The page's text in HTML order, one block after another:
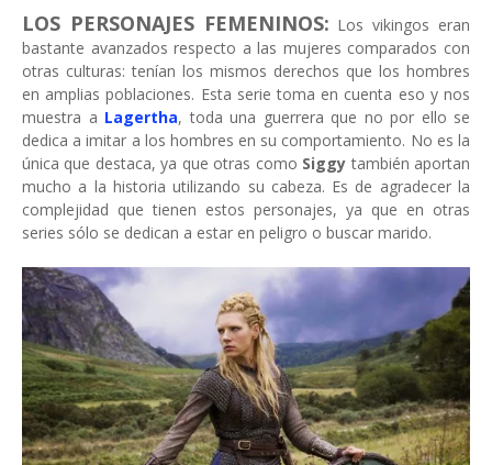
LOS PERSONAJES FEMENINOS: Los vikingos eran
bastante avanzados respecto a las mujeres comparados con
otras culturas: tenían los mismos derechos que los hombres
en amplias poblaciones. Esta serie toma en cuenta eso y nos
muestra a Lagertha, toda una guerrera que no por ello se
dedica a imitar a los hombres en su comportamiento. No es la
única que destaca, ya que otras como Siggytambién aportan
mucho a la historia utilizando su cabeza. Es de agradecer la
complejidad que tienen estos personajes, ya que en otras
series sólo se dedican a estar en peligro o buscar marido.